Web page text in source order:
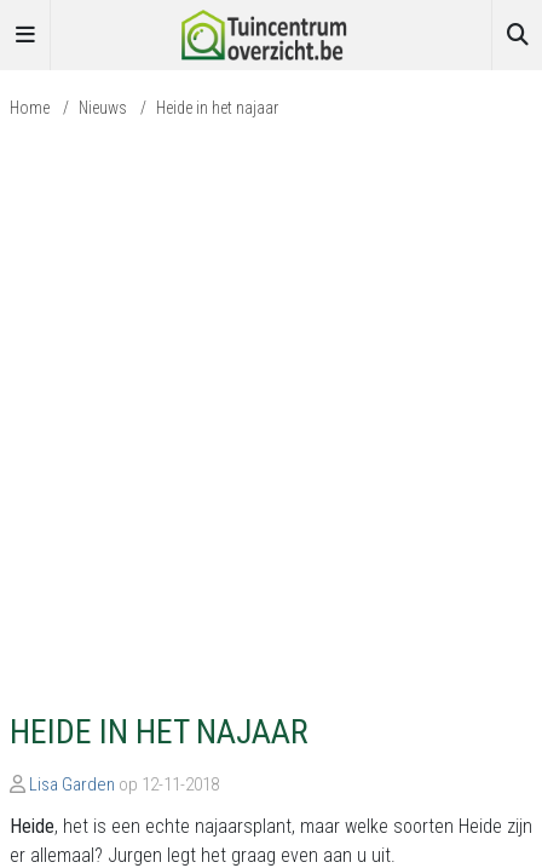
Home / Nieuws / Heide in het najaar
HEIDE IN HET NAJAAR
Lisa Garden op 12-11-2018
Heide, het is een echte najaarsplant, maar welke soorten Heide zijn
er allemaal? Jurgen legt het graag even aan u uit.